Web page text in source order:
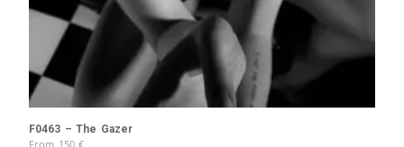
F0463 – The Gazer
From 150 €